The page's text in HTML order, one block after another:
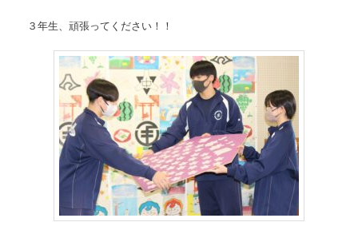
３年生、頑張ってください！！